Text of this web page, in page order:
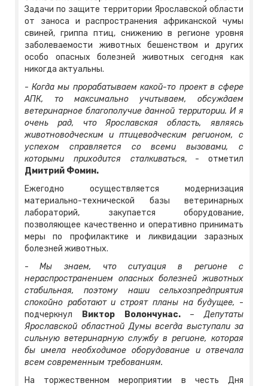
Задачи по защите территории Ярославской области
от заноса и распространения африканской чумы
свиней, гриппа птиц, снижению в регионе уровня
заболеваемости животных бешенством и других
особо опасных болезней животных сегодня как
никогда актуальны.
- Когда мы прорабатываем какой-то проект в сфере
АПК, то максимально учитываем, обсуждаем
ветеринарное благополучие данной территории. И я
очень рад, что Ярославская область, являясь
животноводческим и птицеводческим регионом, с
успехом справляется со всеми вызовами, с
которыми приходится сталкиваться, - отметил
Дмитрий Фомин.
Ежегодно осуществляется модернизация
материально-технической базы ветеринарных
лабораторий, закупается оборудование,
позволяющее качественно и оперативно принимать
меры по профилактике и ликвидации заразных
болезней животных.
-Мы знаем, что ситуация в регионе с
нераспространением опасных болезней животных
стабильная, поэтому наши сельхозпредприятия
спокойно работают и строят планы на будущее, -
подчеркнул
Виктор Волончунас. –Депутаты
Ярославской областной Думы всегда выступали за
сильную ветеринарную службу в регионе, которая
бы имела необходимое оборудование и отвечала
всем современным требованиям.
На торжественном мероприятии в честь Дня